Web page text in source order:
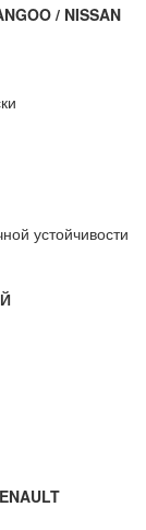
/ NISSAN
устойчивости